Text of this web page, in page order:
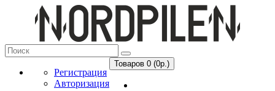
Регистрация
Авторизация
Товаров 0 (0р.)